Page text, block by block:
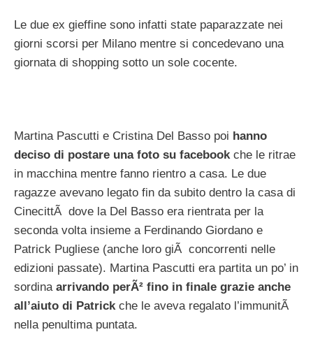
Le due ex gieffine sono infatti state paparazzate nei
giorni scorsi per Milano mentre si concedevano una
giornata di shopping sotto un sole cocente.
Martina Pascutti e Cristina Del Basso poi hanno
deciso di postare una foto su facebook che le ritrae
in macchina mentre fanno rientro a casa. Le due
ragazze avevano legato fin da subito dentro la casa di
CinecittÃ dove la Del Basso era rientrata per la
seconda volta insieme a Ferdinando Giordano e
Patrick Pugliese (anche loro giÃ concorrenti nelle
edizioni passate). Martina Pascutti era partita un po’ in
sordina arrivando perÃ² fino in finale grazie anche
all’aiuto di Patrick che le aveva regalato l’immunitÃ
nella penultima puntata.